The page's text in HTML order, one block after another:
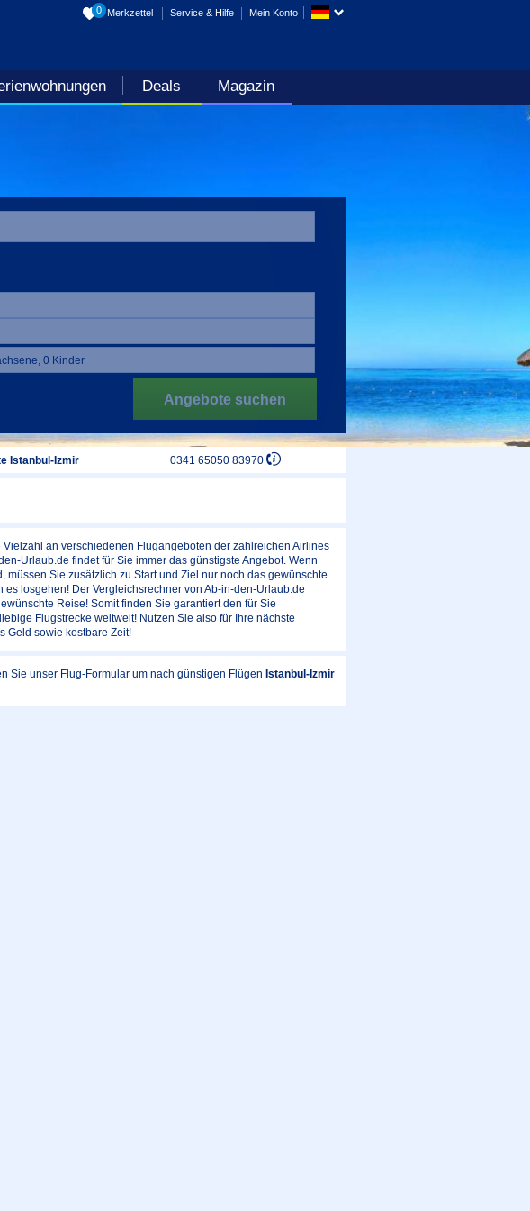
Deals Magazin
0 Merkzettel Service & Hilfe Mein Konto
Angebote suchen
Istanbul-Izmir 0341 65050 83970
an verschiedenen Flugangeboten der zahlreichen Airlines
Urlaub.de findet für Sie immer das günstigste Angebot. Wenn
Sie zusätzlich zu Start und Ziel nur noch das gewünschte
losgehen! Der Vergleichsrechner von Ab-in-den-Urlaub.de
Reise! Somit finden Sie garantiert den für Sie
Flugstrecke weltweit! Nutzen Sie also für Ihre nächste
Geld sowie kostbare Zeit!
Sie unser Flug-Formular um nach günstigen Flügen Istanbul-Izmir